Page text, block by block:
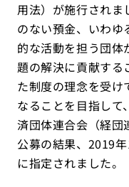
用法）が施行されま
のない預金、いわ
的な活動を担う団
題の解決に貢献する
た制度の理念を受け
なることを目指し
済団体連合会（経団
公募の結果、2019
に指定されました。